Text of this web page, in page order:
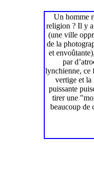
Un homme
religion ? Il y a
(une ville
de la
et
par
lynchienne, ce
vertige et la
puissante
tirer une
beaucoup de